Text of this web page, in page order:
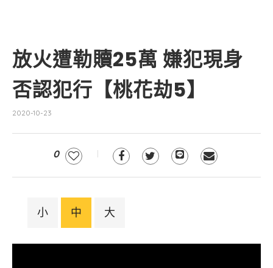
放火遭勒贖25萬 嫌犯現身
否認犯行【桃花劫5】
2020-10-23
0
小 中 大